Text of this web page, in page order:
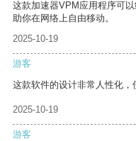
这款加速器VPM应用程序可
助你在网络上自由移动。
2025-10-19
游客
这款软件的设计非常人性化，
2025-10-19
游客